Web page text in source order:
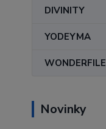
DIVINITY
YODEYMA
WONDERFILE
Novinky